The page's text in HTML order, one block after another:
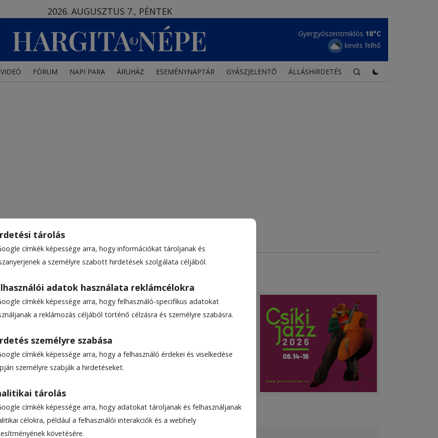
tárolás
címkék képessége arra, hogy információkat tároljanak és
a személyre szabott hirdetések szolgálata céljából.
adatok használata reklámcélokra
címkék képessége arra, hogy felhasználó-specifikus adatokat
a reklámozás céljából történő célzásra és személyre szabásra.
személyre szabása
címkék képessége arra, hogy a felhasználó érdekei és viselkedése
személyre szabják a hirdetéseket.
tárolás
címkék képessége arra, hogy adatokat tároljanak és felhasználjanak
célokra, például a felhasználói interakciók és a webhely
követésére.
2026. AUGUSZTUS 7., PÉNTEK
Gyergyószentmiklós 18°C
kevés felhő
VIDEÓ FÓRUM NAPI PARA ÁRUHÁZ ESEMÉNYNAPTÁR GYÁSZJELENTŐ ÁLLÁSHIRDETÉS
digitalizálás